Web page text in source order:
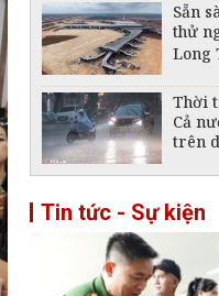
Sẵn
thử
Long
Thời
Cả
trên
triển
Nghị
Tin tức - Sự kiện